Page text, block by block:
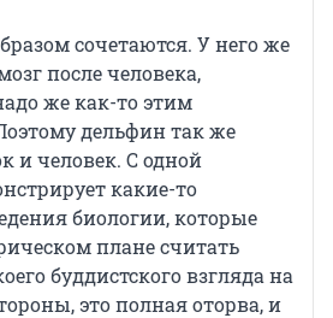
сочетаются. У него же
после человека,
же как-то этим
дельфин так же
и человек. С одной
какие-то
биологии, которые
плане считать
буддистского взгляда на
это полная оторва, и